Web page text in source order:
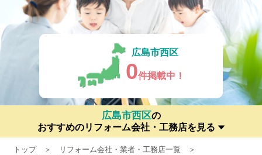
広島市西区
0件掲載中！
広島市西区の
おすすめのリフォーム会社・工務店を見る
トップ
リフォーム会社・業者・工務店一覧